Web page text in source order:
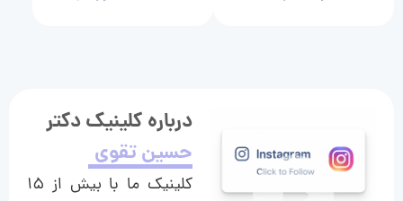
درباره کلینیک دکتر
حسین تقوی
کلینیک ما با بیش از ۱۵